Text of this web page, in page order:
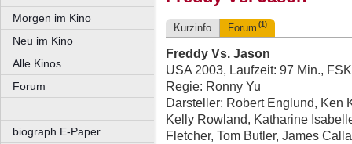
Morgen im Kino
Neu im Kino
Alle Kinos
Forum
––––––––––––––––––––
biograph E-Paper
Kurzinfo Forum (1)
Freddy Vs. Jason
USA 2003, Laufzeit: 97 Min.,
Regie: Ronny Yu
Darsteller: Robert Englund, Ken
Kelly Rowland, Katharine
Fletcher, Tom Butler, James